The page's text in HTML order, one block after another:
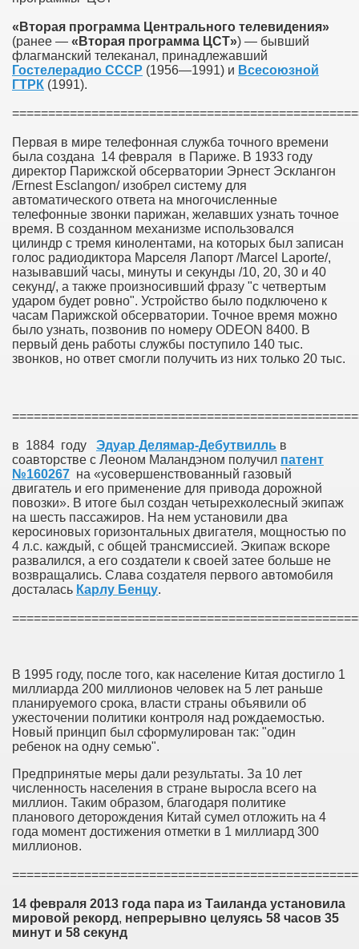
«Вторая программа Центрального телевидения»
(ранее — «Вторая программа ЦСТ») — бывший
флагманский телеканал, принадлежавший
Гостелерадио СССР (1956—1991) и Всесоюзной
ГТРК (1991).
Первая в мире телефонная служба точного времени
была создана 14 февраля в Париже. В 1933 году
директор Парижской обсерватории Эрнест Эсклангон
/Ernest Esclangon/ изобрел систему для
автоматического ответа на многочисленные
телефонные звонки парижан, желавших узнать точное
время. В созданном механизме использовался
цилиндр с тремя кинолентами, на которых был записан
голос радиодиктора Марселя Лапорт /Marcel Laporte/,
называвший часы, минуты и секунды /10, 20, 30 и 40
секунд/, а также произносивший фразу "с четвертым
ударом будет ровно". Устройство было подключено к
часам Парижской обсерватории. Точное время можно
было узнать, позвонив по номеру ODEON 8400. В
первый день работы службы поступило 140 тыс.
звонков, но ответ смогли получить из них только 20 тыс.
в 1884 году Эдуар Делямар-Дебутвилль в
соавторстве с Леоном Маландэном получил патент
№160267 на «усовершенствованный газовый
двигатель и его применение для привода дорожной
повозки». В итоге был создан четырехколесный экипаж
на шесть пассажиров. На нем установили два
керосиновых горизонтальных двигателя, мощностью по
4 л.с. каждый, с общей трансмиссией. Экипаж вскоре
развалился, а его создатели к своей затее больше не
возвращались. Слава создателя первого автомобиля
досталась Карлу Бенцу.
В 1995 году, после того, как население Китая достигло 1
миллиарда 200 миллионов человек на 5 лет раньше
планируемого срока, власти страны объявили об
ужесточении политики контроля над рождаемостью.
Новый принцип был сформулирован так: "один
ребенок на одну семью".
Предпринятые меры дали результаты. За 10 лет
численность населения в стране выросла всего на
миллион. Таким образом, благодаря политике
планового деторождения Китай сумел отложить на 4
года момент достижения отметки в 1 миллиард 300
миллионов.
14 февраля 2013 года пара из Таиланда установила
мировой рекорд, непрерывно целуясь 58 часов 35
минут и 58 секунд